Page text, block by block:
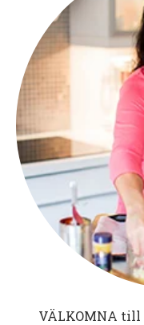
VÄLKOMNA till